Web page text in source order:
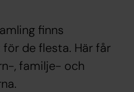
finns
de flesta. Här får
, familje- och